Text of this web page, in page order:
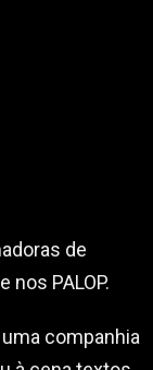
de
PALOP.
companhia